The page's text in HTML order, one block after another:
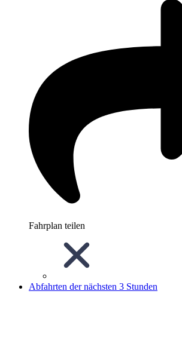
Fahrplan teilen
Abfahrten der nächsten 3 Stunden